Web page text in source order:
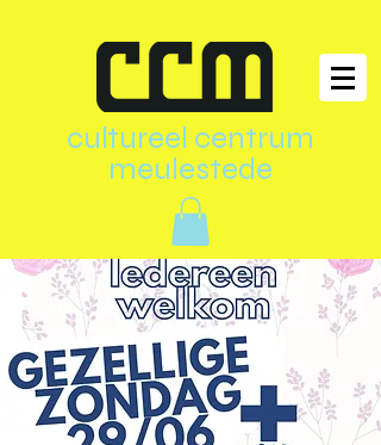
cultureel centrum
meulestede